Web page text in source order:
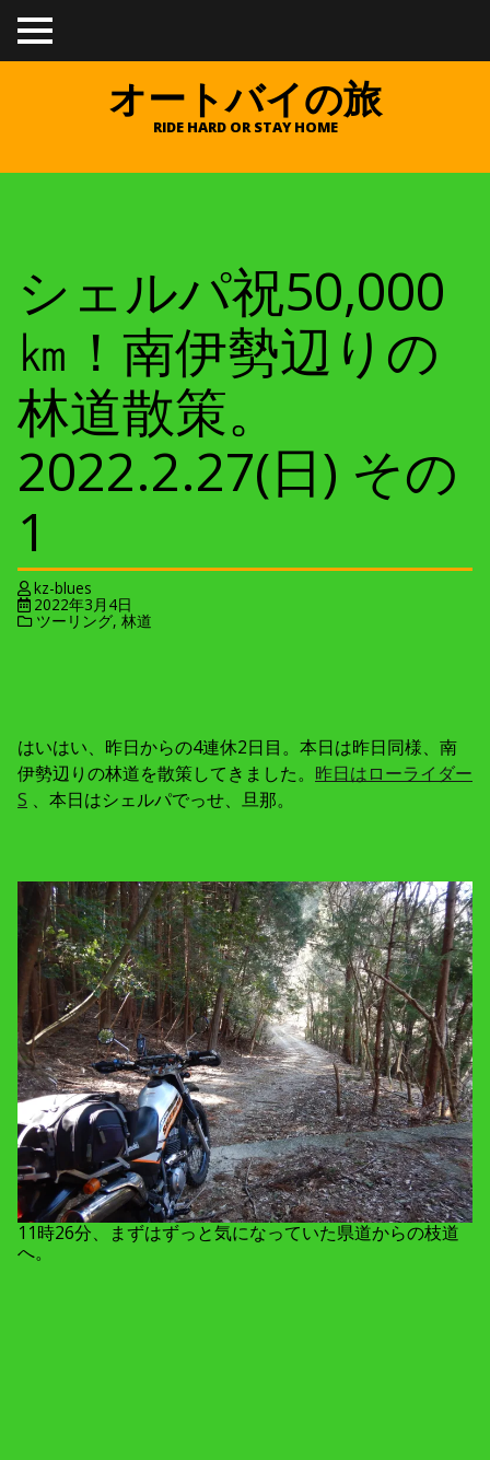
TO
GGL
オートバイの旅
RIDE HARD OR STAY HOME
シェルパ祝50,000
㎞！南伊勢辺りの
林道散策。
2022.2.27(日) その
1
kz-blues
2022年3月4日
ツーリング,林道
はいはい、昨日からの4連休2日目。本日は昨日同様、南
伊勢辺りの林道を散策してきました。 昨日はローライダー
S 、本日はシェルパでっせ、旦那。
11時26分、まずはずっと気になっていた県道からの枝道
へ。